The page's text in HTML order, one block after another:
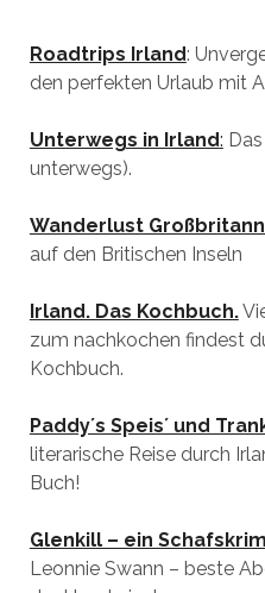
Roadtrips Irland:
den perfekten Urlaub mit
Unterwegs in Irland:
unterwegs).
Wanderlust
auf den Britischen Inseln
Irland. Das Kochbuch.
zum nachkochen findest
Kochbuch.
Paddy´s Speis´ und
literarische Reise durch
Buch!
Glenkill – ein
Leonnie Swann – beste